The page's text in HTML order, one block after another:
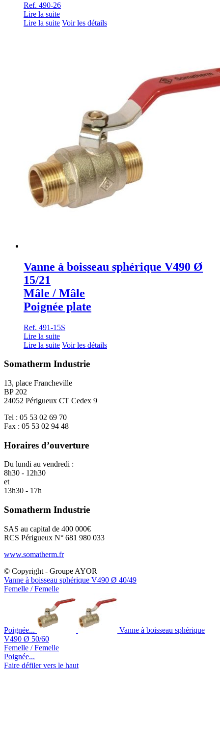
Ref. 490-26
Lire la suite
Lire la suite Voir les détails
Vanne à boisseau sphérique V490 Ø
15/21
Mâle / Mâle
Poignée plate
Ref. 491-15S
Lire la suite
Lire la suite Voir les détails
Somatherm Industrie
13, place Francheville
BP 202
24052 Périgueux CT Cedex 9
Tel : 05 53 02 69 70
Fax : 05 53 02 94 48
Horaires d’ouverture
Du lundi au vendredi :
8h30 - 12h30
et
13h30 - 17h
Somatherm Industrie
SAS au capital de 400 000€
RCS Périgueux N° 681 980 033
www.somatherm.fr
© Copyright - Groupe AYOR
Vanne à boisseau sphérique V490 Ø 40/49
Femelle / Femelle
Poignée...
Vanne à boisseau sphérique
V490 Ø 50/60
Femelle / Femelle
Poignée...
Faire défiler vers le haut